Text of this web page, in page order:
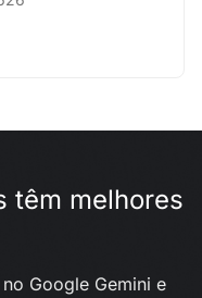
têm melhores
Google Gemini e